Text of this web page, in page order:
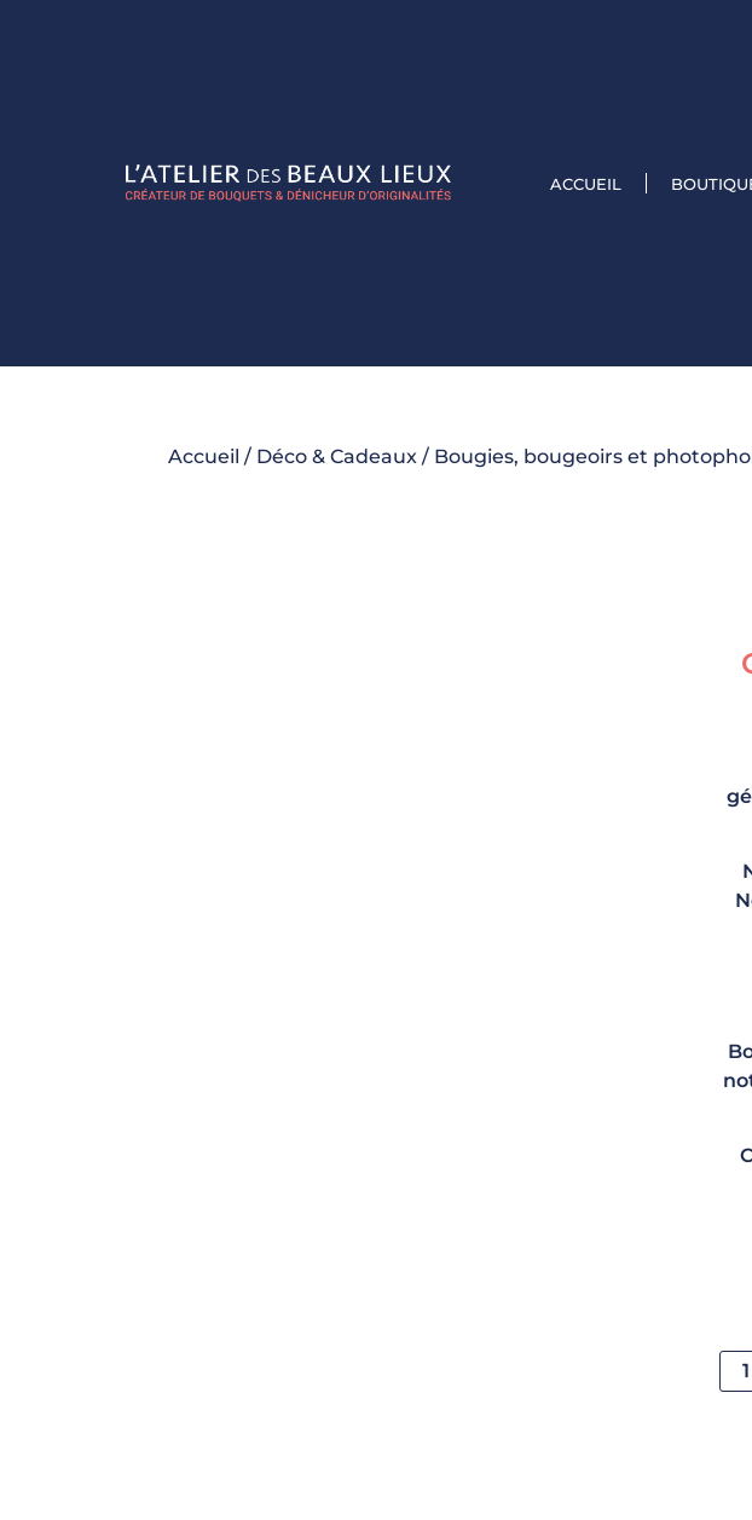
ACCUEIL
Accueil / Déco & Cadeaux / Bougies, bougeoirs et